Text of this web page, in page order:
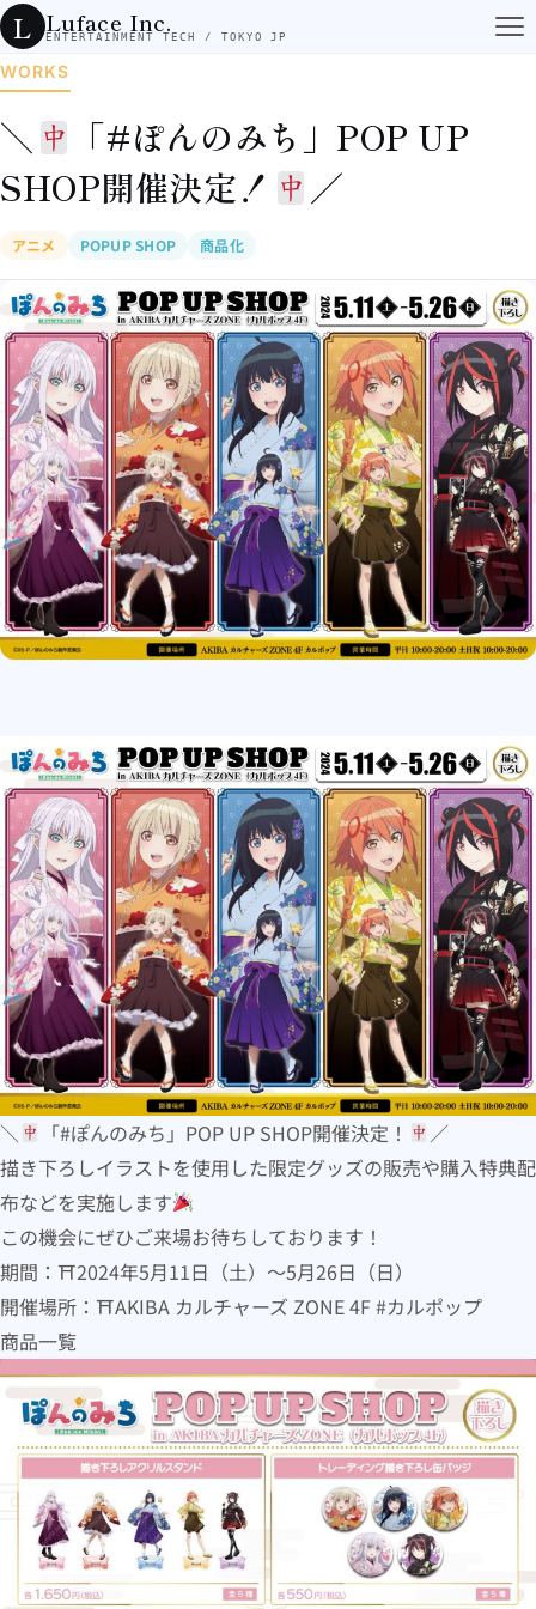
コンテンツへスキップ
L Luface Inc.
ENTERTAINMENT TECH / TOKYO JP
WORKS
＼
「#ぽんのみち」POP UP
SHOP開催決定！
／
アニメ POPUP SHOP 商品化
＼ 「#ぽんのみち」POP UP SHOP開催決定！
／
描き下ろしイラストを使用した限定グッズの販売や購入特典配
布などを実施します
この機会にぜひご来場お待ちしております！
期間：⛩2024年5月11日（土）〜5月26日（日）
開催場所：⛩AKIBA カルチャーズ ZONE 4F #カルポップ
商品一覧